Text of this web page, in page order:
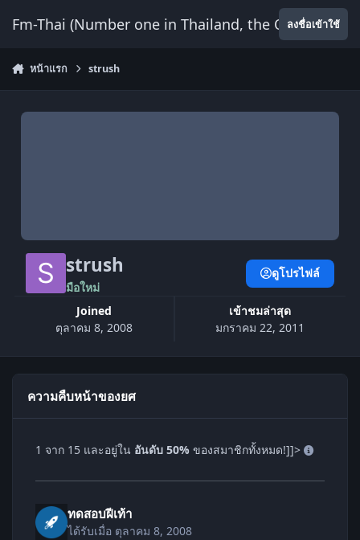
Fm-Thai (Number one in Thailand, the Onlyลงชื่อเข้าใช้
หน้าแรก strush
strush
มือใหม่
Joined
ตุลาคม 8, 2008
เข้าชมล่าสุด
มกราคม 22, 2011
ดูโปรไฟล์
ความคืบหน้าของยศ
1 จาก 15 และอยู่ใน อันดับ 50% ของสมาชิกทั้งหมด!]]>
ทดสอบฝีเท้า
ได้รับเมื่อ ตุลาคม 8, 2008